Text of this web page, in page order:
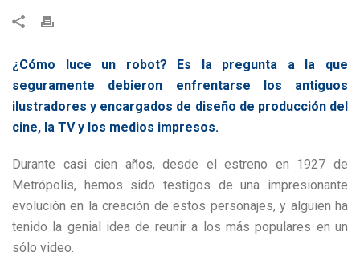
¿Cómo luce un robot? Es la pregunta a la que
seguramente debieron enfrentarse los antiguos
ilustradores y encargados de diseño de producción del
cine, la TV y los medios impresos.
Durante casi cien años, desde el estreno en 1927 de
Metrópolis, hemos sido testigos de una impresionante
evolución en la creación de estos personajes, y alguien ha
tenido la genial idea de reunir a los más populares en un
sólo video.